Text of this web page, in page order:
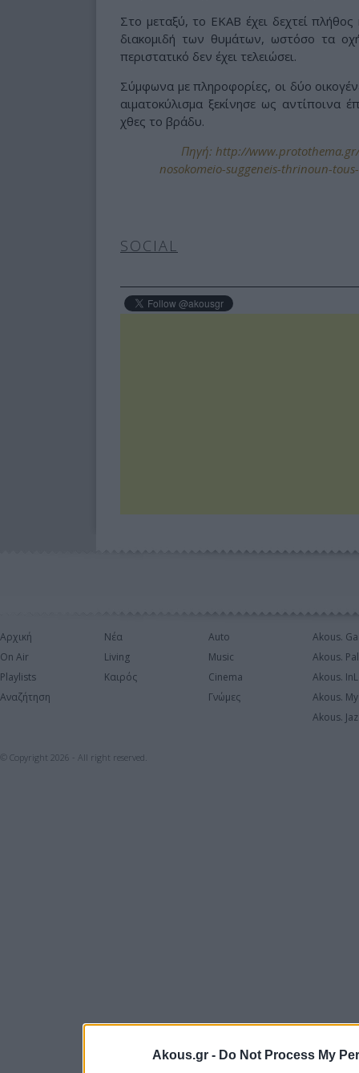
Akous.gr - Do Not Process My
Στο μεταξύ, το ΕΚΑΒ έχει δεχτεί πλήθος
διακομιδή των θυμάτων, ωστόσο τα
περιστατικό δεν έχει τελειώσει.
Σύμφωνα με πληροφορίες, οι δύο
αιματοκύλισμα ξεκίνησε ως αντίποινα
χθες το βράδυ.
Πηγή: http://
nosokomeio-suggeneis-thrinoun-
SOCIAL
Αρχική
On Air
Playlists
Αναζήτηση
Νέα
Living
Καιρός
Auto
Music
Cinema
Γνώμες
Akous.
Akous.
Akous.
Akous.
Akous.
© Copyright 2026 - All right reserved.